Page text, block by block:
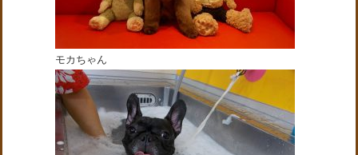
モカちゃん